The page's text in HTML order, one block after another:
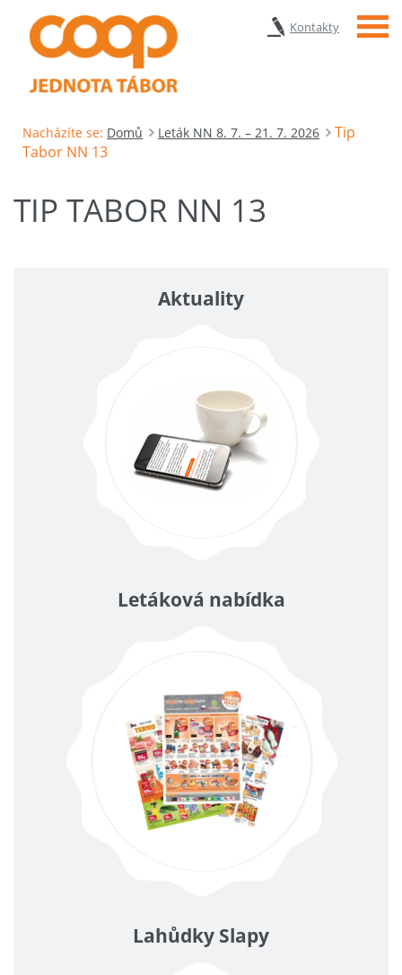
Kontakty Menu
Nacházíte se: Domů Leták NN 8. 7. – 21. 7. 2026
Tip
Tabor NN 13
TIP TABOR NN 13
Aktuality
Letáková nabídka
Lahůdky Slapy